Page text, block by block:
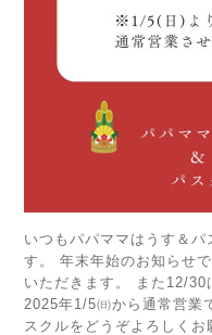
いつもパパママはうす＆
す。 年末年始のお知らせ
いただきます。 また12/30
2025年1/5㈰から通常営業
スクルをどうぞよろしくお